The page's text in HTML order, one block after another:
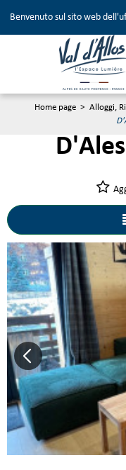
Benvenuto sul sito web
Home page > Alloggi,